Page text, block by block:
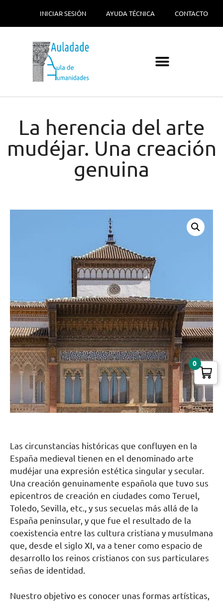
INICIAR SESIÓN AYUDA TÉCNICA CONTACTO
La herencia del arte
mudéjar. Una creación
genuina
Las circunstancias históricas que confluyen en la
España medieval tienen en el denominado arte
mudéjar una expresión estética singular y secular.
Una creación genuinamente española que tuvo sus
epicentros de creación en ciudades como Teruel,
Toledo, Sevilla, etc., y sus secuelas más allá de la
España peninsular, y que fue el resultado de la
coexistencia entre las cultura cristiana y musulmana
que, desde el siglo XI, va a tener como espacio de
desarrollo los reinos cristianos con sus particulares
señas de identidad.
Nuestro objetivo es conocer unas formas artísticas,
0